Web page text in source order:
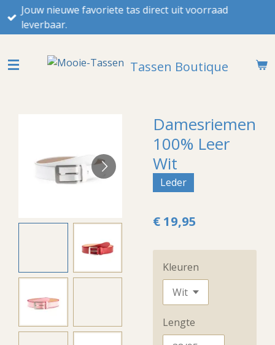
Ga
direct
hoofdinhoud
Jouw nieuwe favoriete tas direct uit voorraad
leverbaar.
Tassen Boutique
Damesriemen
100% Leer
Wit
Leder
€ 19,95
Kleuren
Lengte